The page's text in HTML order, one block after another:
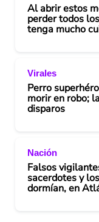
Al abrir estos
perder todos
tenga mucho
Virales
Perro
morir en robo;
disparos
Nación
Falsos
sacerdotes y
dormían, en